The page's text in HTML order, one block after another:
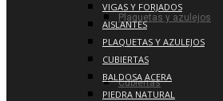
Plaquetas y azulejos
Cubiertas
VIGAS Y FORJADOS
AISLANTES
PLAQUETAS Y AZULEJOS
CUBIERTAS
BALDOSA ACERA
PIEDRA NATURAL